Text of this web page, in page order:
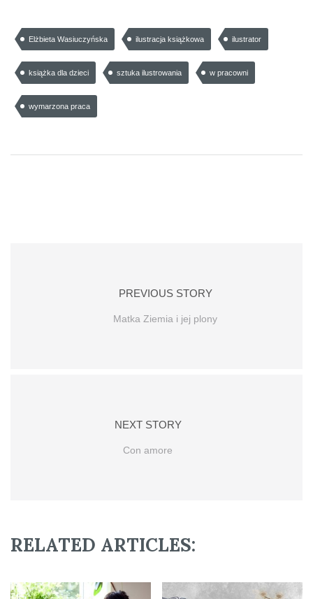
Elżbieta Wasiuczyńska ilustracja książkowa ilustrator
książka dla dzieci sztuka ilustrowania w pracowni
wymarzona praca
PREVIOUS STORY
Matka Ziemia i jej plony
NEXT STORY
Con amore
RELATED ARTICLES: